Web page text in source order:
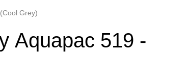
Grey)
Aquapac 519 -